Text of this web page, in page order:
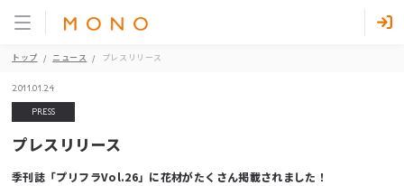
トップ ニュース プレスリリース
2011.01.24
PRESS
プレスリリース
季刊誌「プリフラVol.26」に花材がたくさん掲載されました！